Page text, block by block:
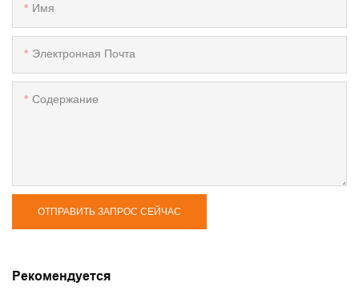
Имя
Электронная Почта
Содержание
ОТПРАВИТЬ ЗАПРОС СЕЙЧАС
Рекомендуется